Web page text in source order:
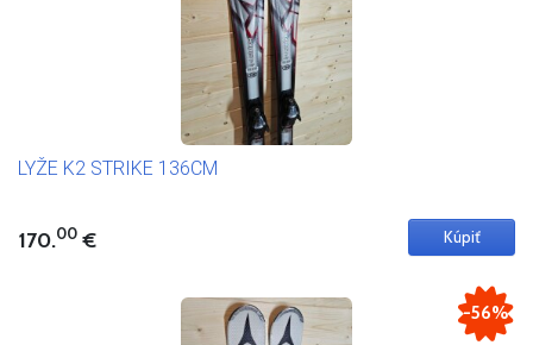
LYŽE K2 STRIKE 136CM
170.00 €
-56%